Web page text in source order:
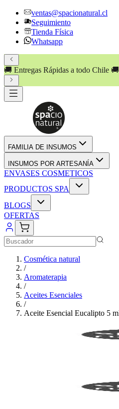
ventas@spacionatural.cl
Seguimiento
Tienda Física
Whatsapp
🚚 Entregas Rápidas a todo Chile 🚚
FAMILIA DE INSUMOS
INSUMOS POR ARTESANÍA
ENVASES COSMETICOS
PRODUCTOS SPA
BLOGS
OFERTAS
Cosmética natural
/
Aromaterapia
/
Aceites Esenciales
/
Aceite Esencial Eucalipto 5